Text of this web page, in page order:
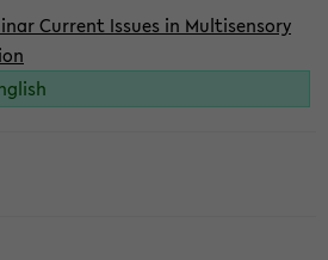
Current Issues in Multisensory